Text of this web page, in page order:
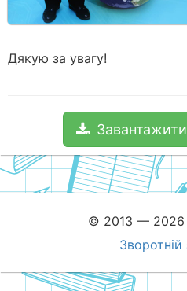
Дякую за увагу!
© 2013 — 2026
Зворотній